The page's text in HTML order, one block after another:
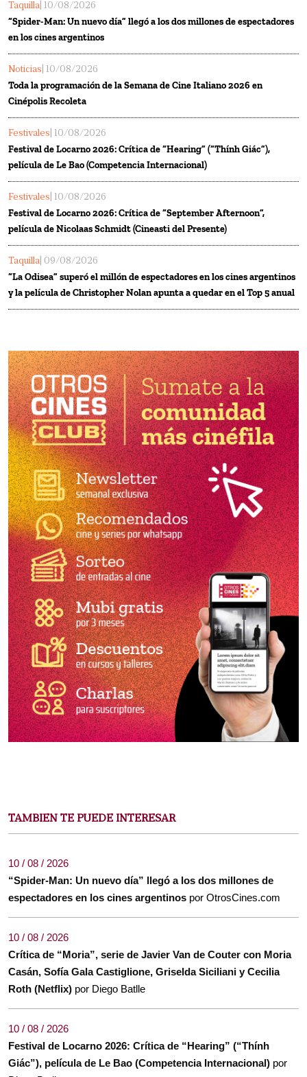
Taquilla | 10/08/2026
“Spider-Man: Un nuevo día” llegó a los dos millones de espectadores
en los cines argentinos
Noticias | 10/08/2026
Toda la programación de la Semana de Cine Italiano 2026 en
Cinépolis Recoleta
Festivales | 10/08/2026
Festival de Locarno 2026: Crítica de “Hearing” (“Thính Giác”),
película de Le Bao (Competencia Internacional)
Festivales | 10/08/2026
Festival de Locarno 2026: Crítica de “September Afternoon”,
película de Nicolaas Schmidt (Cineasti del Presente)
Taquilla | 09/08/2026
“La Odisea” superó el millón de espectadores en los cines argentinos
y la película de Christopher Nolan apunta a quedar en el Top 5 anual
TAMBIEN TE PUEDE INTERESAR
10 / 08 / 2026
“Spider-Man: Un nuevo día” llegó a los dos millones de
espectadores en los cines argentinos por OtrosCines.com
10 / 08 / 2026
Crítica de “Moria”, serie de Javier Van de Couter con Moria
Casán, Sofía Gala Castiglione, Griselda Siciliani y Cecilia
Roth (Netflix) por Diego Batlle
10 / 08 / 2026
Festival de Locarno 2026: Crítica de “Hearing” (“Thính
Giác”), película de Le Bao (Competencia Internacional) por